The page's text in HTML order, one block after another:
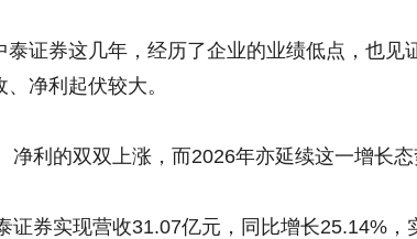
证券这几年，经历了企业的业绩低点，也见
净利起伏较大。
利的双双上涨，而2026年亦延续这一增长态
证券实现营收31.07亿元，同比增长25.14%，